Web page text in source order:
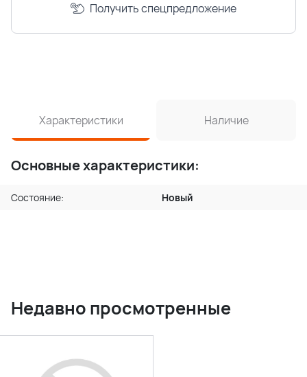
Получить спецпредложение
Характеристики Наличие
Основные характеристики:
Состояние: Новый
Недавно просмотренные